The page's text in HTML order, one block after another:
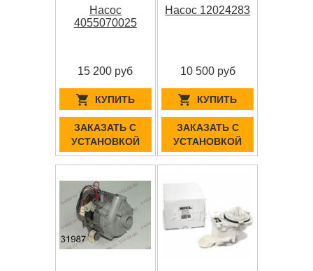
Насос
4055070025
15 200 руб
КУПИТЬ
ЗАКАЗАТЬ С
УСТАНОВКОЙ
Насос 12024283
10 500 руб
КУПИТЬ
ЗАКАЗАТЬ С
УСТАНОВКОЙ